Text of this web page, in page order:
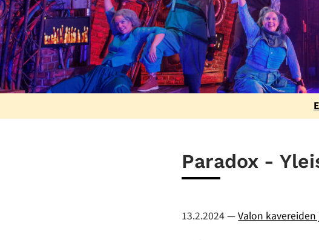
Paradox -
13.2.2024—Valon